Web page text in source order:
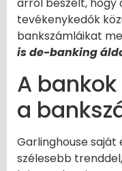
arról beszélt,
tevékenykedők
bankszámláikat
is de-banking
A
a
Garlinghouse
szélesebb